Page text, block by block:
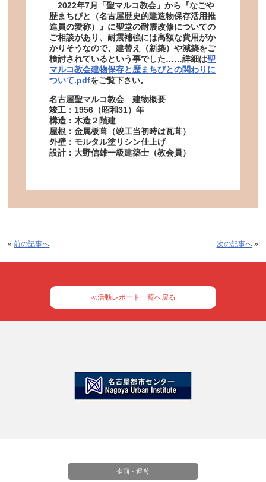
2022年7月「聖マルコ教会」から『なごや
歴まちびと（名古屋歴史的建造物保存活用推
進員の愛称）』に聖堂の耐震改修についての
ご相談があり、耐震補強には高額な費用がか
かりそうなので、建替え（新築）や減築をご
検討されているという事でした……詳細は聖
マルコ教会建物保存と歴まちびとの関わりに
ついて.pdfをご覧下さい。
名古屋聖マルコ教会 建物概要
竣工：1956（昭和31）年
構造：木造２階建
屋根：金属板葺（竣工当初時は瓦葺）
外壁：モルタル塗リシン仕上げ
設計：大野信雄一級建築士（教会員）
«前の記事へ 次の記事へ»
≪活動レポート一覧へ戻る
企画・運営